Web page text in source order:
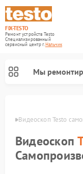
FIX-TESTO
Ремонт устройств Testo
Специализированный
cервисный центр г.Нальчик
Мы
Видеоскоп Testo
Видеоскоп